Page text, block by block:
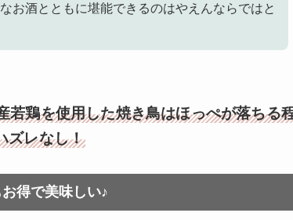
お酒とともに堪能できるのはやえんならではと
若鶏を使用した焼き鳥はほっぺが落ちる
ズレなし！
得で美味しい♪